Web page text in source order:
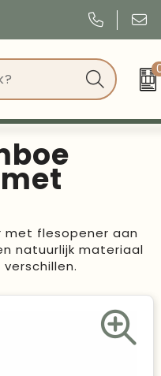
flesopener aan
natuurlijk materiaal